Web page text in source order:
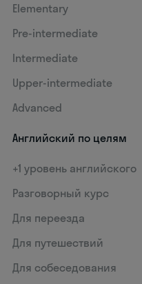
Elementary
Pre-intermediate
Intermediate
Upper-intermediate
Advanced
Английский по целям
+1 уровень английского
Разговорный курс
Для переезда
Для путешествий
Для собеседования